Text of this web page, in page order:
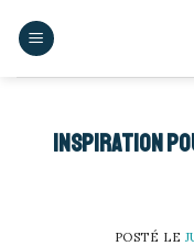
Inspiration
POSTÉ LE